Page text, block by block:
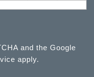
and the Google
apply.